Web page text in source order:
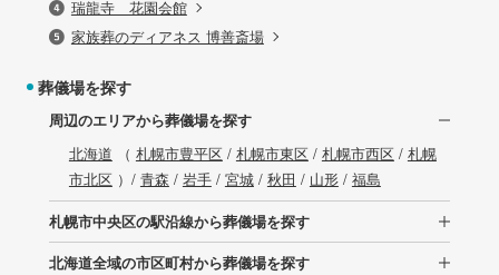
瑞龍寺 花園会館
家族葬のディアネス 博善斎場
葬儀場を探す
周辺のエリアから葬儀場を探す
北海道 （ 札幌市豊平区 / 札幌市東区 / 札幌市西区 / 札幌
市北区 ）/ 青森 / 岩手/ 宮城/ 秋田 / 山形/ 福島
札幌市中央区の駅沿線から葬儀場を探す
北海道全域の市区町村から葬儀場を探す